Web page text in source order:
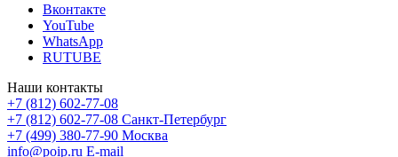
Вконтакте
YouTube
WhatsApp
RUTUBE
Наши контакты
+7 (812) 602-77-08
+7 (812) 602-77-08 Санкт-Петербург
+7 (499) 380-77-90 Москва
info@poip.ru E-mail